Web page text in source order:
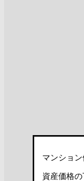
マンション
資産価格